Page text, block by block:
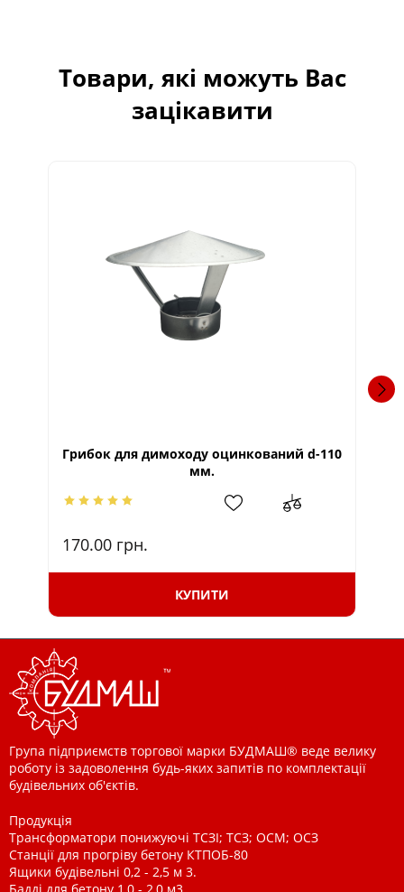
Товари, які можуть Вас
зацікавити
Грибок для димоходу оцинкований d-110
мм.
170.00 грн.
КУПИТИ
Група підприємств торгової марки БУДМАШ® веде велику
роботу із задоволення будь-яких запитів по комплектації
будівельних об'єктів.
Продукція
Трансформатори понижуючі ТСЗІ; ТСЗ; ОСМ; ОСЗ
Станції для прогріву бетону КТПОБ-80
Ящики будівельні 0,2 - 2,5 м 3.
Бадді для бетону 1,0 - 2,0 м3